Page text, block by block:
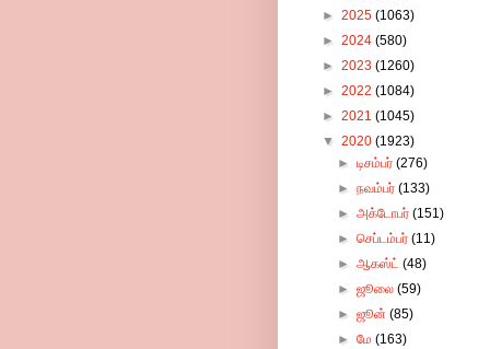
► 2025 (1063)
► 2024 (580)
► 2023 (1260)
► 2022 (1084)
► 2021 (1045)
▼ 2020 (1923)
► டிசம்பர் (276)
► நவம்பர் (133)
► அக்டோபர் (151)
► செப்டம்பர் (11)
► ஆகஸ்ட் (48)
► ஜூலை (59)
► ஜூன் (85)
► மே (163)